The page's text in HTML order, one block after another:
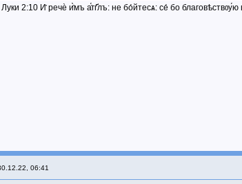
Луки 2:10 И҆ речѐ и҆̀мъ а҆́гг҃лъ: не бо́йтесѧ: се́ бо
06:41